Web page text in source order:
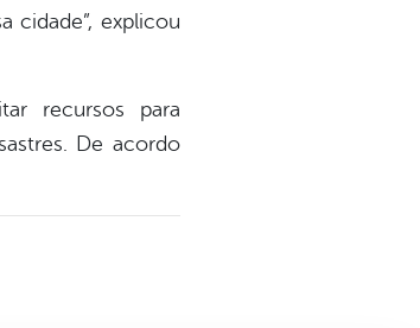
cidade”, explicou
recursos para
De acordo